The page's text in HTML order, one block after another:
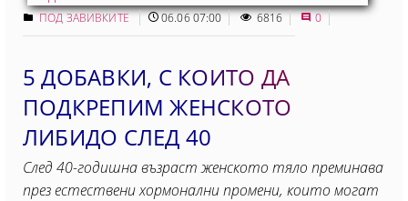
ПОД ЗАВИВКИТЕ 06.06 07:00 6816 0
5 ДОБАВКИ, С КОИТО ДА
ПОДКРЕПИМ ЖЕНСКОТО
ЛИБИДО СЛЕД 40
След 40-годишна възраст женското тяло преминава
през естествени хормонални промени, които могат